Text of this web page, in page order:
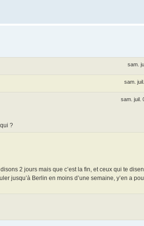
sam.
sam.
sam. juil.
?
2 jours mais que c’est la fin, et ceux qui te
jusqu’à Berlin en moins d’une semaine, y’en a